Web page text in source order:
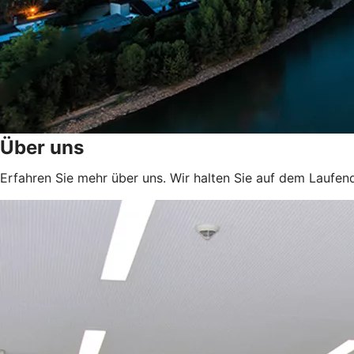
Über uns
Erfahren Sie mehr über uns. Wir halten Sie auf dem